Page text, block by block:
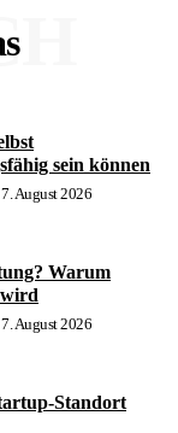
sein können
7. August 2026
Warum
7. August 2026
Standort